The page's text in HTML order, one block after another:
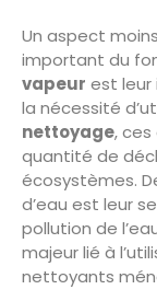
Un aspect
important du
vapeur est leur
la nécessité
nettoyage,
quantité de
écosystèmes.
d’eau est leur
pollution de
majeur lié à
nettoyants